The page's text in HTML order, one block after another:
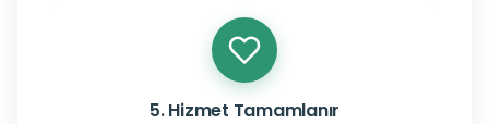
5. Hizmet Tamamlanır